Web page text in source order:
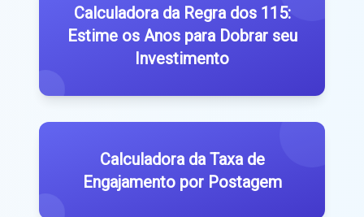
Calculadora da Regra dos 115:
Estime os Anos para Dobrar seu
Investimento
Calculadora da Taxa de
Engajamento por Postagem